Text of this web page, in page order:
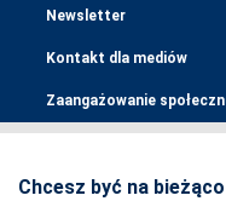
Newsletter
Kontakt dla mediów
Zaangażowanie
Chcesz być na